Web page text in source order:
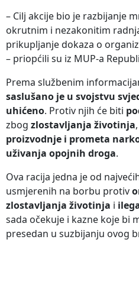
– Cilj akcije bio je razbijanje
okrutnim i nezakonitim
prikupljanje dokaza o
– priopćili su iz MUP-a
Prema službenim
saslušano je u svojstvu
uhićeno. Protiv njih će biti
zbog zlostavljanja životinja,
proizvodnje i prometa
uživanja opojnih droga.
Ova racija jedna je od
usmjerenih na borbu protiv
zlostavljanja životinja i
sada očekuje i kazne koje bi
presedan u suzbijanju ovog